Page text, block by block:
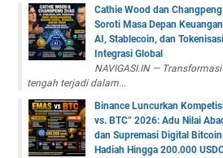
Cathie Wood dan
Soroti Masa Depan
AI, Stablecoin, dan
Integrasi Global
NAVIGASI.IN —
tengah terjadi dalam...
Binance Luncurkan
vs. BTC” 2026: Adu Nilai
dan Supremasi Digital
Hadiah Hingga 200.000